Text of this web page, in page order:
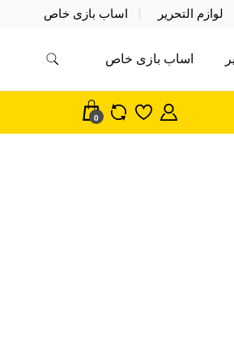
لوازم التحریر اساب بازی خاص
مستقیم
اساب بازی خاص
0